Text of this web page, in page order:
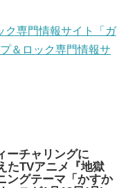
ク専門情報サイト「ガ
＆ロック専門情報サ
ーチャリングに
たTVアニメ『地獄
ングテーマ「かすか